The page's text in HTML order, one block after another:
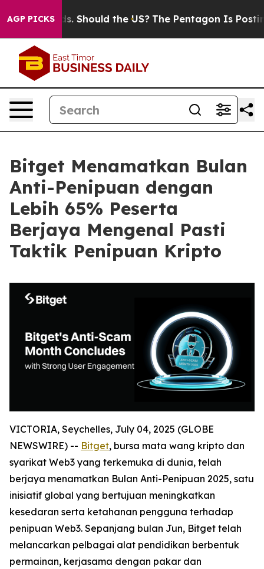
AGP PICKS
Kids. Should the US? The Pentagon Is Posting
Bitget Menamatkan Bulan
Anti-Penipuan dengan
Lebih 65% Peserta
Berjaya Mengenal Pasti
Taktik Penipuan Kripto
VICTORIA, Seychelles, July 04, 2025 (GLOBE
NEWSWIRE) -- Bitget, bursa mata wang kripto dan
syarikat Web3 yang terkemuka di dunia, telah
berjaya menamatkan Bulan Anti-Penipuan 2025, satu
inisiatif global yang bertujuan meningkatkan
kesedaran serta ketahanan pengguna terhadap
penipuan Web3. Sepanjang bulan Jun, Bitget telah
melancarkan pelbagai alat pendidikan berbentuk
permainan, kerjasama dengan pakar dan